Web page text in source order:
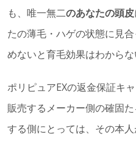
も、唯一無二のあなたの頭皮
たの薄毛・ハゲの状態に見
めないと育毛効果はわからな
ポリピュアEXの返金保証キ
販売するメーカー側の確固
する側にとっては、その本人